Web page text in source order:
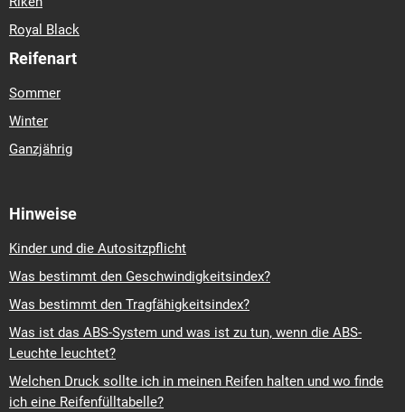
Royal Black
Reifenart
Sommer
Winter
Ganzjährig
Hinweise
Kinder und die Autositzpflicht
Was bestimmt den Geschwindigkeitsindex?
Was bestimmt den Tragfähigkeitsindex?
Was ist das ABS-System und was ist zu tun, wenn die ABS-
Leuchte leuchtet?
Welchen Druck sollte ich in meinen Reifen halten und wo finde
ich eine Reifenfülltabelle?